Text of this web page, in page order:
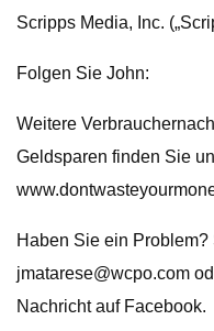
Scripps Media, Inc.
Folgen Sie John:
Weitere
Geldsparen finden Sie
Haben Sie ein
jmatarese@wcpo.com
Nachricht auf Facebook.